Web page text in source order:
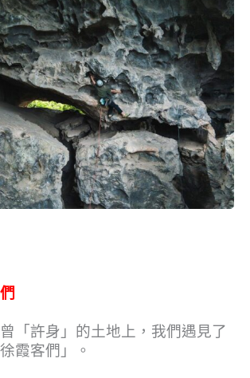
「許身」的土地上，我們遇見了
霞客們」。